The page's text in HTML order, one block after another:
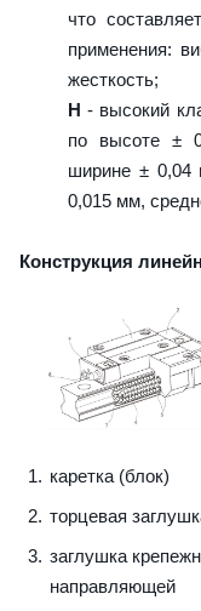
что
применения:
жесткость;
H - высокий
по высоте ±
ширине ± 0,04
0,015 мм,
Конструкция
каретка (блок)
торцевая
заглушка
направляющей